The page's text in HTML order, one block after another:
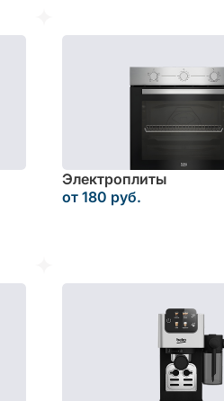
Электроплиты
от 180 руб.